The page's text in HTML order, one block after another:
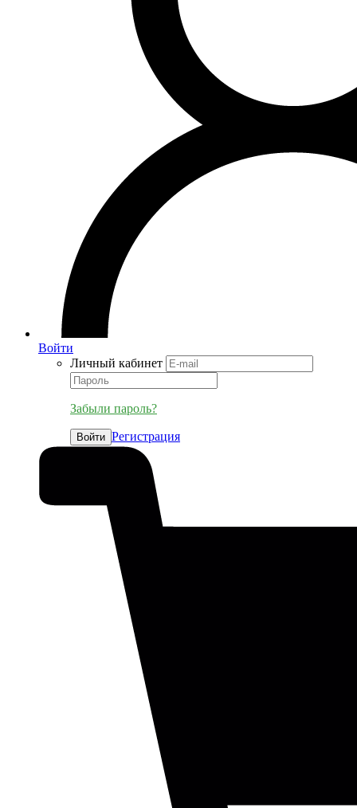
Войти
Личный кабинет
Забыли пароль?
Войти Регистрация